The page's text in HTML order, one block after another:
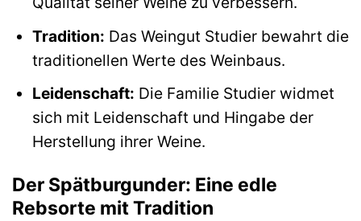
Tradition: Das Weingut Studier bewahrt die
traditionellen Werte des Weinbaus.
Leidenschaft: Die Familie Studier widmet
sich mit Leidenschaft und Hingabe der
Herstellung ihrer Weine.
Der Spätburgunder: Eine edle
Rebsorte mit Tradition